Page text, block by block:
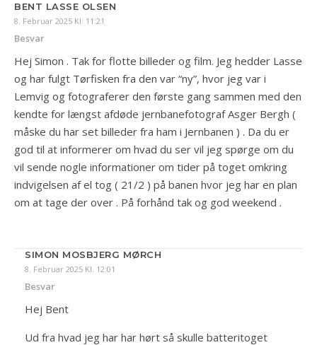
BENT LASSE OLSEN
8. Februar 2025 Kl. 11:21
Besvar
Hej Simon . Tak for flotte billeder og film. Jeg hedder Lasse
og har fulgt Tørfisken fra den var “ny”, hvor jeg var i
Lemvig og fotograferer den første gang sammen med den
kendte for længst afdøde jernbanefotograf Asger Bergh (
måske du har set billeder fra ham i Jernbanen ) . Da du er
god til at informerer om hvad du ser vil jeg spørge om du
vil sende nogle informationer om tider på toget omkring
indvigelsen af el tog ( 21/2 ) på banen hvor jeg har en plan
om at tage der over . På forhånd tak og god weekend .
SIMON MOSBJERG MØRCH
8. Februar 2025 Kl. 12:01
Besvar
Hej Bent
Ud fra hvad jeg har har hørt så skulle batteritoget